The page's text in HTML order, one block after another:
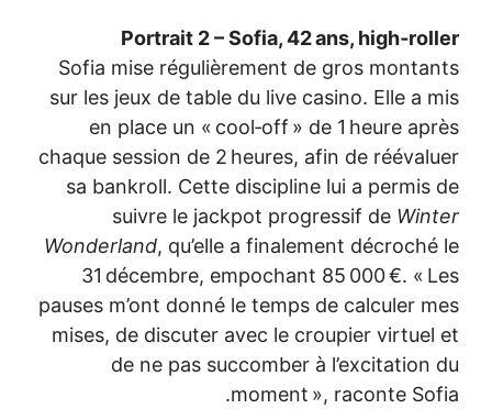
Sofia mise
sur les jeux
en place
chaque
sa bankroll.
suivre
Wonderland
31
pauses m’ont
mises, de
de ne